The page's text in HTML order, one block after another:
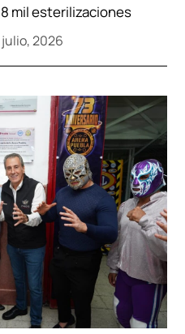
2026
mil esterilizaciones